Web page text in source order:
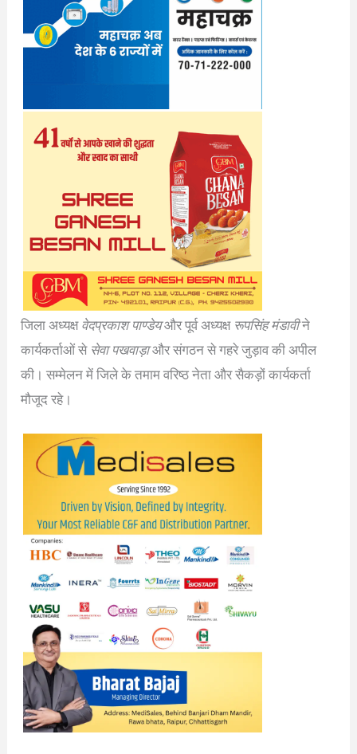
जिला अध्यक्ष वेदप्रकाश पाण्डेयऔर पूर्व अध्यक्ष रूपसिंह मंडावीने
कार्यकर्ताओं से सेवा पखवाड़ाऔर संगठन से गहरे जुड़ाव की अपील
की। सम्मेलन में जिले के तमाम वरिष्ठ नेता और सैकड़ों कार्यकर्ता
मौजूद रहे।